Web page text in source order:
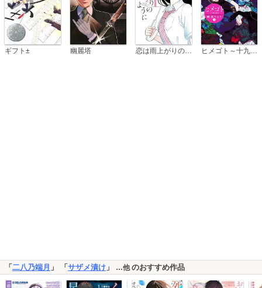
ギフト± 幽麗塔 ヒメゴト～十九歳の制服～
「二八乃端月 」 「サザメ漬け 」 …他のおすすめ作品